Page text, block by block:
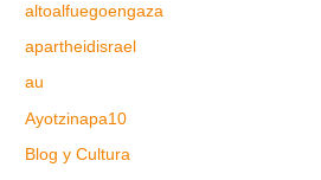
altoalfuegoengaza
apartheidisrael
au
Ayotzinapa10
Blog y Cultura